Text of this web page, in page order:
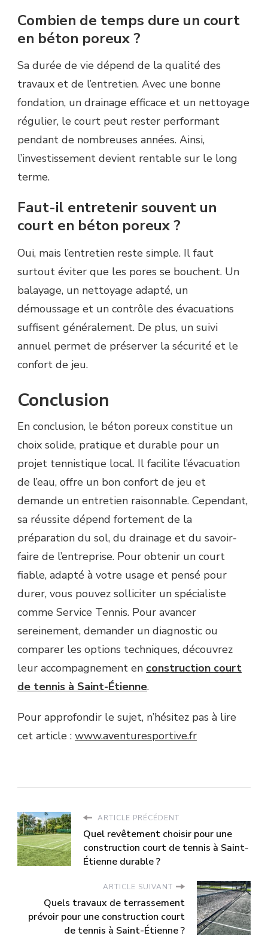
Combien de temps dure un court
en béton poreux ?
Sa durée de vie dépend de la qualité des
travaux et de l’entretien. Avec une bonne
fondation, un drainage efficace et un nettoyage
régulier, le court peut rester performant
pendant de nombreuses années. Ainsi,
l’investissement devient rentable sur le long
terme.
Faut-il entretenir souvent un
court en béton poreux ?
Oui, mais l’entretien reste simple. Il faut
surtout éviter que les pores se bouchent. Un
balayage, un nettoyage adapté, un
démoussage et un contrôle des évacuations
suffisent généralement. De plus, un suivi
annuel permet de préserver la sécurité et le
confort de jeu.
Conclusion
En conclusion, le béton poreux constitue un
choix solide, pratique et durable pour un
projet tennistique local. Il facilite l’évacuation
de l’eau, offre un bon confort de jeu et
demande un entretien raisonnable. Cependant,
sa réussite dépend fortement de la
préparation du sol, du drainage et du savoir-
faire de l’entreprise. Pour obtenir un court
fiable, adapté à votre usage et pensé pour
durer, vous pouvez solliciter un spécialiste
comme Service Tennis. Pour avancer
sereinement, demander un diagnostic ou
comparer les options techniques, découvrez
leur accompagnement en construction court
de tennis à Saint-Étienne.
Pour approfondir le sujet, n’hésitez pas à lire
cet article : www.aventuresportive.fr
ARTICLE PRÉCÉDENT
Quel revêtement choisir pour une
construction court de tennis à Saint-
Étienne durable ?
ARTICLE SUIVANT
Quels travaux de terrassement
prévoir pour une construction court
de tennis à Saint-Étienne ?